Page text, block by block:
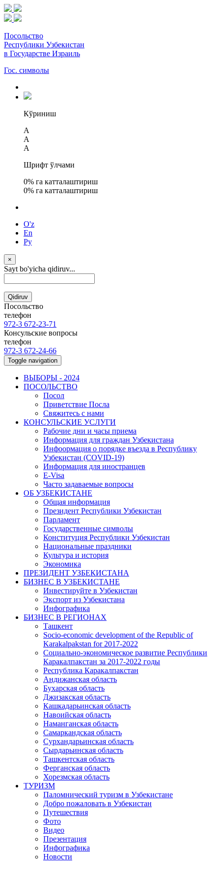
Посольство
Республики Узбекистан
в Государстве Израиль
Гос. символы
Кўриниш
A
A
A
Шрифт ўлчами
0% га катталаштириш
0% га катталаштириш
O'z
En
Ру
×
Sayt bo'yicha qidiruv...
Qidiruv
Посольство
телефон
972-3 672-23-71
Консульские вопросы
телефон
972-3 672-24-66
Toggle navigation
ВЫБОРЫ - 2024
ПОСОЛЬСТВО
Посол
Приветствие Посла
Свяжитесь с нами
КОНСУЛЬСКИЕ УСЛУГИ
Рабочие дни и часы приема
Информация для граждан Узбекистана
Инфоормация о порядке въезда в Республику
Узбекистан (COVID-19)
Информация для иностранцев
E-Visa
Часто задаваемые вопросы
ОБ УЗБЕКИСТАНЕ
Общая информация
Президент Республики Узбекистан
Парламент
Государственные символы
Конституция Республики Узбекистан
Национальные праздники
Культура и история
Экономика
ПРЕЗИДЕНТ УЗБЕКИСТАНА
БИЗНЕС В УЗБЕКИСТАНЕ
Инвестируйте в Узбекистан
Экспорт из Узбекистана
Инфографика
БИЗНЕС В РЕГИОНАХ
Ташкент
Socio-economic development of the Republic of
Karakalpakstan for 2017-2022
Социально-экономическое развитие Республики
Каракалпакстан за 2017-2022 годы
Республика Каракалпакстан
Андижанская область
Бухарская область
Джизакская область
Кашкадарьинская область
Навоийская область
Наманганская область
Самаркандская область
Сурхандарьинская область
Сырдарьинская область
Ташкентская область
Ферганская область
Хорезмская область
ТУРИЗМ
Паломнический туризм в Узбекистане
Добро пожаловать в Узбекистан
Путешествия
Фото
Видео
Презентация
Инфографика
Новости